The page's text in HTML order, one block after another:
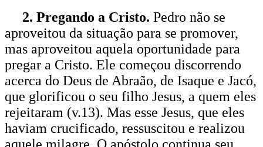
2. Pregando a Cristo. Pedro não se
aproveitou da situação para se promover,
mas aproveitou aquela oportunidade para
pregar a Cristo. Ele começou discorrendo
acerca do Deus de Abraão, de Isaque e Jacó,
que glorificou o seu filho Jesus, a quem eles
rejeitaram (v.13). Mas esse Jesus, que eles
haviam crucificado, ressuscitou e realizou